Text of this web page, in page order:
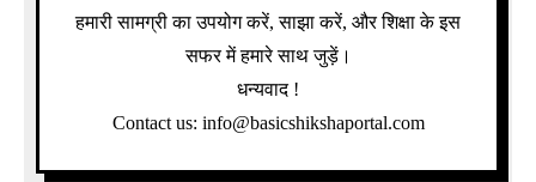
हमारी सामग्री का उपयोग करें, साझा करें, और शिक्षा के इस
सफर में हमारे साथ जुड़ें।
धन्यवाद !
Contact us: info@basicshikshaportal.com